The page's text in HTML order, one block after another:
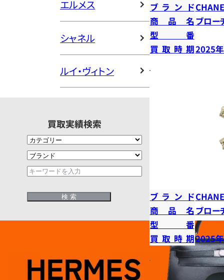
エルメス
シャネル
ルイ・ヴィトン
買取実績検索
ブランド
商品名 ブロー
型番
買取時期2025
ブランド
商品名 ブロー
型番
買取時期2025